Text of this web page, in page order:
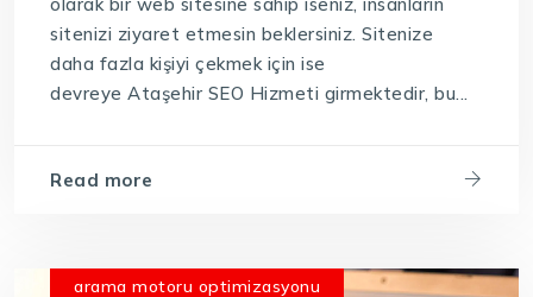
olarak bir web sitesine sahip iseniz, insanların
sitenizi ziyaret etmesin beklersiniz. Sitenize
daha fazla kişiyi çekmek için ise
devreye Ataşehir SEO Hizmeti girmektedir, bu...
Read more
arama motoru optimizasyonu